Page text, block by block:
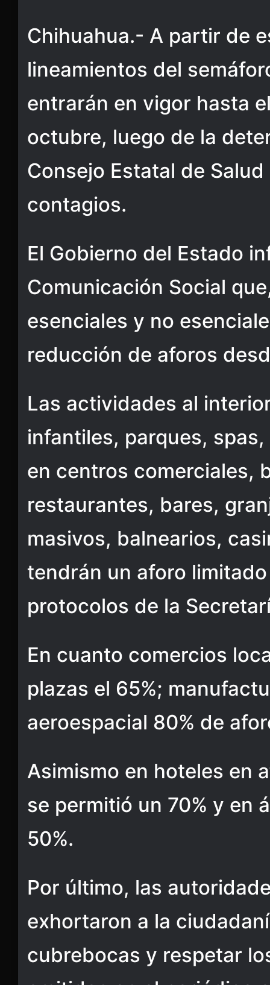
Chihuahua.- A partir de
lineamientos del
entrarán en vigor hasta
octubre, luego de la
Consejo Estatal de
contagios.
El Gobierno del Estado
Comunicación Social
esenciales y no
reducción de aforos
Las actividades al
infantiles, parques,
en centros comerciales,
restaurantes, bares,
masivos, balnearios,
tendrán un aforo
protocolos de la
En cuanto comercios
plazas el 65%;
aeroespacial 80% de
Asimismo en hoteles en
se permitió un 70% y en
50%.
Por último, las
exhortaron a la
cubrebocas y respetar